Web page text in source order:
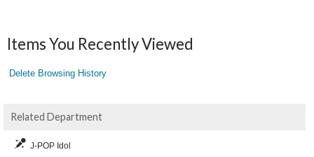
Items You Recently Viewed
Delete Browsing History
Related Department
J-POP Idol